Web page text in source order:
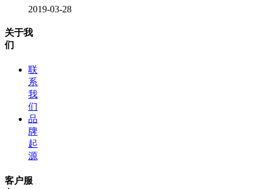
2019-03-28
关于我
们
联
系
我
们
品
牌
起
源
客户服